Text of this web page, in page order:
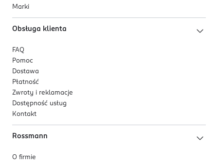
Marki
Obsługa klienta
FAQ
Pomoc
Dostawa
Płatność
Zwroty i reklamacje
Dostępność usług
Kontakt
Rossmann
O firmie